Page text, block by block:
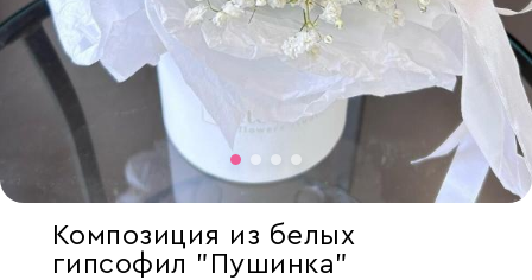
Композиция из белых
гипсофил "Пушинка"